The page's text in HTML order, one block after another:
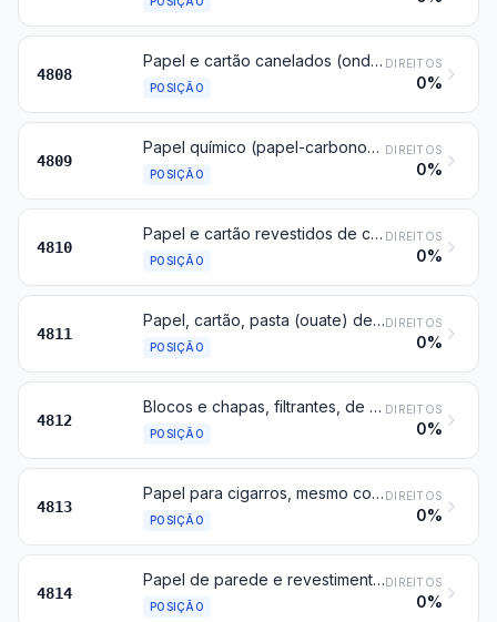
4808
Papel e cartão canelados (ondulados) (mesmo recobertos por colagem), encrespados, plissados, gofrados, estampados ou perfurados, em rolos ou em folhas, exceto o papel do tipo descrito no texto da posição 4803
POSIÇÃO
DIREITOS
0%
4809
Papel químico (papel-carbono), papel autocopiativo e outro papel para cópia ou duplicação (incluindo o revestido ou impregnado, para estênceis ou para chapas offset), mesmo impresso, em rolos ou em folhas
POSIÇÃO
DIREITOS
0%
4810
Papel e cartão revestidos de caulino (caulim) ou de outras substâncias inorgânicas numa ou nas duas faces, mesmo com aglutinantes, sem qualquer outro revestimento, mesmo coloridos à superfície, decorados à superfície ou impressos, em rolos ou em folhas de forma quadrada ou retangular, de qualquer dimensão
POSIÇÃO
DIREITOS
0%
4811
Papel, cartão, pasta (ouate) de celulose e mantas de fibras de celulose, revestidos, impregnados, recobertos, coloridos à superfície, decorados à superfície ou impressos, em rolos ou em folhas de forma quadrada ou retangular, de qualquer dimensão, exceto os produtos do tipo descrito nos textos das posições 4803, 4809 ou 4810
POSIÇÃO
DIREITOS
0%
4812
Blocos e chapas, filtrantes, de pasta de papel
POSIÇÃO
DIREITOS
0%
4813
Papel para cigarros, mesmo cortado nas dimensões próprias, cadernos ou em tubos
POSIÇÃO
DIREITOS
0%
4814
Papel de parede e revestimentos para parede semelhantes; papel para vitrais
POSIÇÃO
DIREITOS
0%